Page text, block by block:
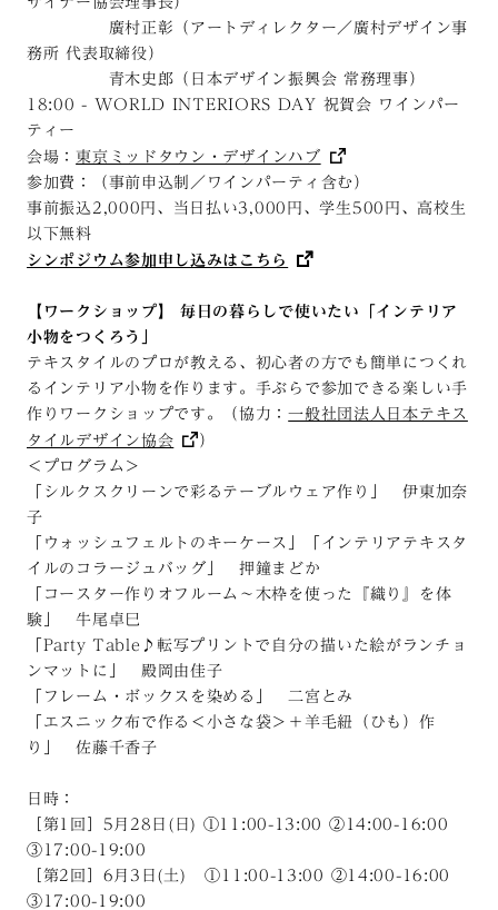
廣村正彰（アートディレクター／廣村デザイン事
務所 代表取締役）
青木史郎（日本デザイン振興会 常務理事）
18:00 - WORLD INTERIORS DAY 祝賀会 ワインパー
ティー
会場： 東京ミッドタウン・デザインハブ
参加費：（事前申込制／ワインパーティ含む）
事前振込2,000円、当日払い3,000円、学生500円、高校生
以下無料
シンポジウム参加申し込みはこちら
【ワークショップ】 毎日の暮らしで使いたい「インテリア
小物をつくろう」
テキスタイルのプロが教える、初心者の方でも簡単につくれ
るインテリア小物を作ります。手ぶらで参加できる楽しい手
作りワークショップです。（協力：一般社団法人日本テキス
タイルデザイン協会
）
＜プログラム＞
「シルクスクリーンで彩るテーブルウェア作り」 伊東加奈
子
「ウォッシュフェルトのキーケース」「インテリアテキスタ
イルのコラージュバッグ」 押鐘まどか
「コースター作りオフルーム～木枠を使った『織り』を体
験」 牛尾卓巳
「Party Table♪転写プリントで自分の描いた絵がランチョ
ンマットに」 殿岡由佳子
「フレーム・ボックスを染める」 二宮とみ
「エスニック布で作る＜小さな袋＞＋羊毛紐（ひも）作
り」 佐藤千香子
日時：
［第1回］5月28日(日) ①11:00-13:00 ②14:00-16:00
③17:00-19:00
［第2回］6月3日(土) ①11:00-13:00 ②14:00-16:00
③17:00-19:00